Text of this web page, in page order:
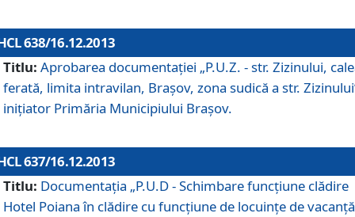
638/16.12.2013
Titlu: Aprobarea documentaţiei „P.U.Z. - str. Zizinului,
ferată, limita intravilan, Braşov, zona sudică a str.
iniţiator Primăria Municipiului Braşov.
637/16.12.2013
Titlu: Documentaţia „P.U.D - Schimbare funcţiune clădire
Hotel Poiana în clădire cu funcţiune de locuinţe de